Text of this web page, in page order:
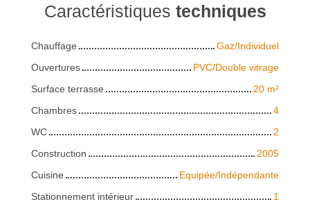
Caractéristiques techniques
Chauffage
Gaz/Individuel
Ouvertures
PVC/Double vitrage
Surface terrasse
20 m²
Chambres
4
WC
2
Construction
2005
Cuisine
Equipée/Indépendante
Stationnement intérieur
1